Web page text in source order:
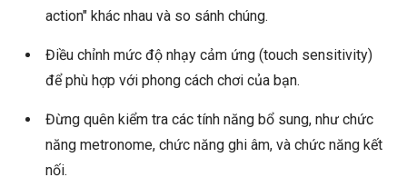
action" khác nhau và so sánh chúng.
Điều chỉnh mức độ nhạy cảm ứng (touch sensitivity)
để phù hợp với phong cách chơi của bạn.
Đừng quên kiểm tra các tính năng bổ sung, như chức
năng metronome, chức năng ghi âm, và chức năng kết
nối.